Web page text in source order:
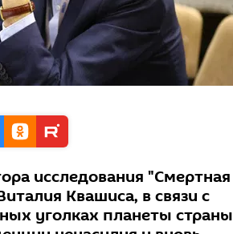
исследования "Смертная
Квашиса, в связи с
уголках планеты страны